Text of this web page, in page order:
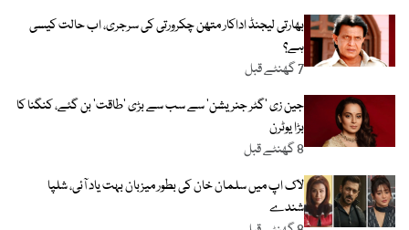
بھارتی لیجنڈ اداکار متھن چکرورتی کی سرجری، اب حالت کیسی
ہے؟
7 گھنٹے قبل
جین زی ’گٹر جنریشن‘ سے سب سے بڑی ’طاقت‘ بن گئے، کنگنا کا
بڑا یوٹرن
8 گھنٹے قبل
لاک اپ میں سلمان خان کی بطور میزبان بہت یاد آئی، شلپا
شندے